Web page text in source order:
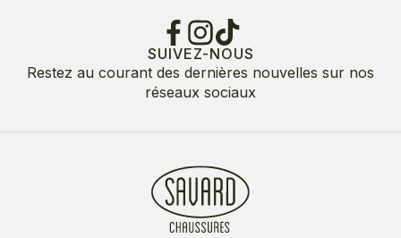
SUIVEZ-NOUS
Restez au courant des dernières nouvelles sur nos
réseaux sociaux